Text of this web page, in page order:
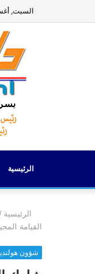
السبت,
الرئيسية
الرئيسية /
القيامة
شؤون